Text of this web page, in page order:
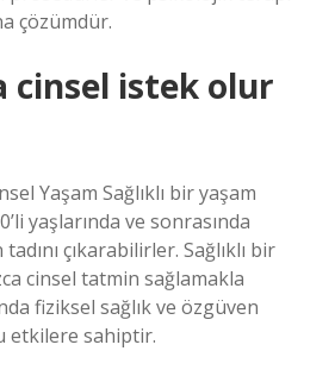
çözümdür.
cinsel istek olur
Yaşam Sağlıklı bir yaşam
yaşlarında ve sonrasında
çıkarabilirler. Sağlıklı bir
cinsel tatmin sağlamakla
fiziksel sağlık ve özgüven
etkilere sahiptir.